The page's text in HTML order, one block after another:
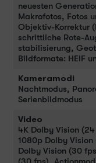
neu­esten
Makrofotos, Fotos
Objektiv-Korrektur
schrittliche Rote-
stabi­li­sierung,
Bildformate: HEIF
Kameramodi
Nacht­modus,
Serienbildmodus
Video
4K Dolby Vision
1080p Dolby
Dolby Vision (30